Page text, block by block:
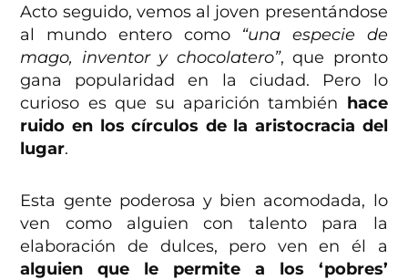
Acto seguido, vemos al joven presentándose
al mundo entero como “una especie de
mago, inventor y chocolatero”, que pronto
gana popularidad en la ciudad. Pero lo
curioso es que su aparición también hace
ruido en los círculos de la aristocracia del
lugar.
Esta gente poderosa y bien acomodada, lo
ven como alguien con talento para la
elaboración de dulces, pero ven en él a
alguien que le permite a los ‘pobres’